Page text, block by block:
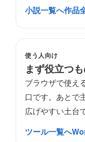
小説一覧へ作品
使う人向け
まず役立つ
ブラウザで使え
口です。あとで
広げやすい土台
ツール一覧へ